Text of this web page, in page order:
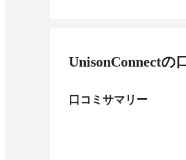
UnisonConnectの
口コミサマリー